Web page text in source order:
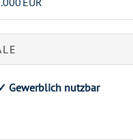
Gewerblich nutzbar